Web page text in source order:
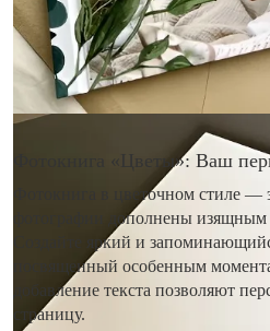
Фотокнига «Цветы»: Ваш
Фотокнига в цветочном стиле —
фотографии дополнены
Создайте яркий и
посвященный особенным
добавление текста позволяют
страницу.